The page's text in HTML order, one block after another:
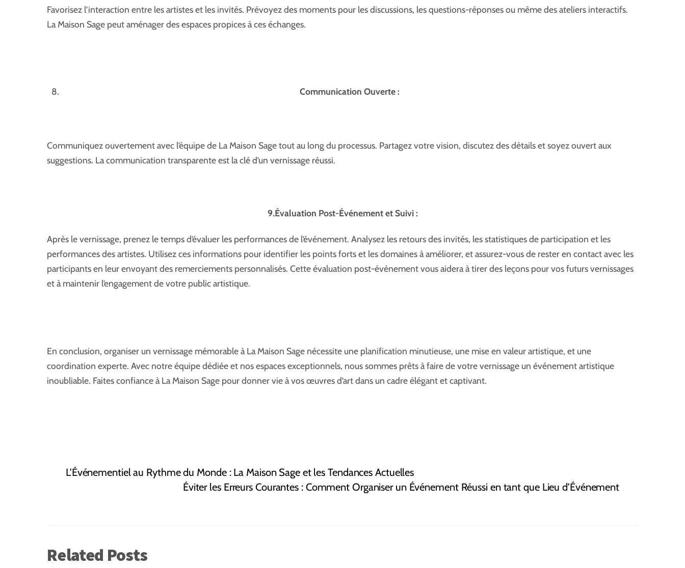
Favorisez l’interaction entre les artistes et les invités. Prévoyez des moments pour les discussions, les questions-réponses ou même des ateliers interactifs.
La Maison Sage peut aménager des espaces propices à ces échanges.
Communication Ouverte :
Communiquez ouvertement avec l’équipe de La Maison Sage tout au long du processus. Partagez votre vision, discutez des détails et soyez ouvert aux
suggestions. La communication transparente est la clé d’un vernissage réussi.
9.Évaluation Post-Événement et Suivi :
Après le vernissage, prenez le temps d’évaluer les performances de l’événement. Analysez les retours des invités, les statistiques de participation et les
performances des artistes. Utilisez ces informations pour identifier les points forts et les domaines à améliorer, et assurez-vous de rester en contact avec les
participants en leur envoyant des remerciements personnalisés. Cette évaluation post-événement vous aidera à tirer des leçons pour vos futurs vernissages
et à maintenir l’engagement de votre public artistique.
En conclusion, organiser un vernissage mémorable à La Maison Sage nécessite une planification minutieuse, une mise en valeur artistique, et une
coordination experte. Avec notre équipe dédiée et nos espaces exceptionnels, nous sommes prêts à faire de votre vernissage un événement artistique
inoubliable. Faites confiance à La Maison Sage pour donner vie à vos œuvres d’art dans un cadre élégant et captivant.
L’Événementiel au Rythme du Monde : La Maison Sage et les Tendances Actuelles
Éviter les Erreurs Courantes : Comment Organiser un Événement Réussi en tant que Lieu d’Événement
Related Posts